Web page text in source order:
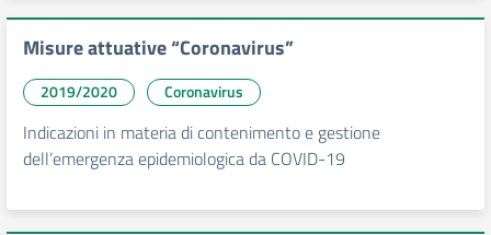
Misure attuative “Coronavirus”
2019/2020 Coronavirus
Indicazioni in materia di contenimento e gestione
dell’emergenza epidemiologica da COVID-19